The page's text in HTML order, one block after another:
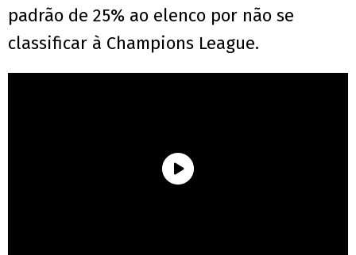
padrão de 25% ao elenco por não se
classificar à Champions League.